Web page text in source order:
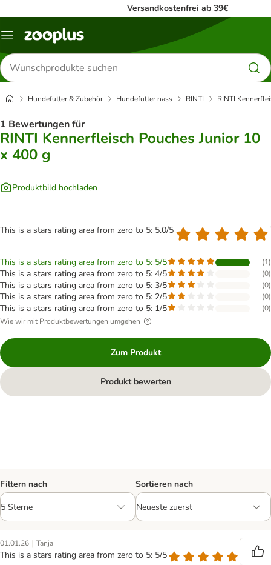
Versandkostenfrei ab 39€
Menü
Produkte
suchen
Hundefutter & Zubehör Hundefutter nass RINTI RINTI
1 Bewertungen für
RINTI Kennerfleisch Pouches Junior 10
x 400 g
Produktbild hochladen
This is a stars rating area from zero to 5: 5.0/5
This is a stars rating area from zero to 5: 5/5 (1)
This is a stars rating area from zero to 5: 4/5 (0)
This is a stars rating area from zero to 5: 3/5 (0)
This is a stars rating area from zero to 5: 2/5 (0)
This is a stars rating area from zero to 5: 1/5 (0)
Wie wir mit Produktbewertungen umgehen
Zum Produkt
Produkt bewerten
Filtern nach Sortieren nach
01.01.26 | Tanja
This is a stars rating area from zero to 5: 5/5